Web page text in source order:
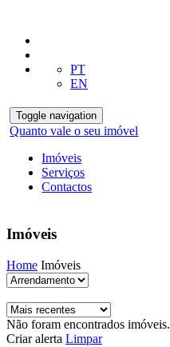
PT
EN
Toggle navigation
Quanto vale o seu imóvel
Imóveis
Serviços
Contactos
Imóveis
Home Imóveis
Não foram encontrados imóveis.
Criar alerta Limpar